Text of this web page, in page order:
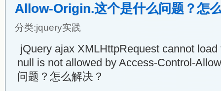
Allow-Origin.这个是什么问题？怎
分类:jquery实践
jQuery ajax XMLHttpRequest cannot
null is not allowed by Access-Control-
问题？怎么解决？